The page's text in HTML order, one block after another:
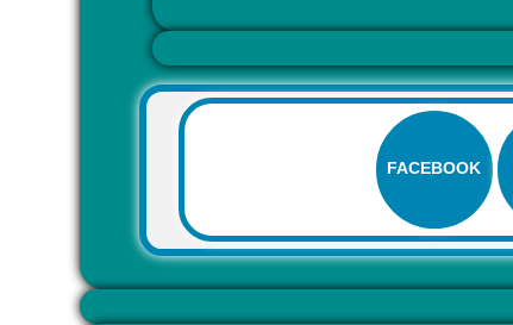
FACEBOOK